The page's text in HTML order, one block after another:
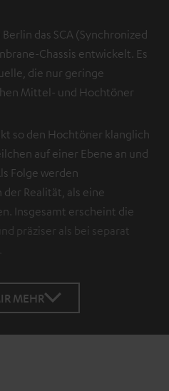
das SCA (Synchronized
Chassis entwickelt. Es
die nur geringe
Mittel- und Hochtöner
so den Hochtöner klanglich
auf einer Ebene an und
Folge werden
der Realität, als eine
Insgesamt erscheint die
präziser als bei separat
MEHR